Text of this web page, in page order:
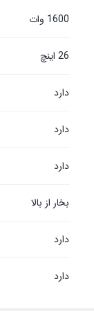
1600 وات
26 اینچ
دارد
دارد
دارد
بخار از بالا
دارد
دارد